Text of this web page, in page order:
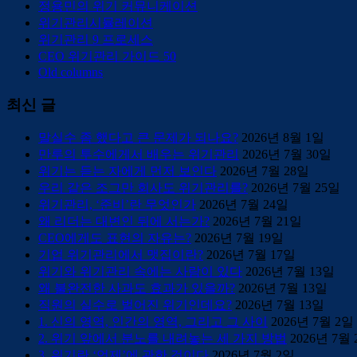
정용민의 위기 커뮤니케이션
위기관리시뮬레이션
위기관리 9 프로세스
CEO 위기관리 가이드 50
Old columns
최신 글
말실수 좀 했다고 큰 문제가 되나요? 2026년 8월 1일
만루의 투수에게서 배우는 위기관리 2026년 7월 30일
위기는 듣는 자에게 먼저 보인다 2026년 7월 28일
우리 같은 조그만 회사도 위기관리를? 2026년 7월 25일
위기관리, ‘준비’란 무엇인가 2026년 7월 24일
왜 리더는 대변인 뒤에 서는가? 2026년 7월 21일
CEO에게도 표현의 자유는? 2026년 7월 19일
기업 위기관리에서 맷집이란? 2026년 7월 17일
위기와 위기관리 속에는 사람이 있다 2026년 7월 13일
왜 불완전한 사과도 효과가 있을까? 2026년 7월 13일
직원의 실수로 벌어진 위기인데요? 2026년 7월 13일
1. 신의 영역, 인간의 영역, 그리고 그 사이
2026년 7월 2일
2. 위기 앞에서 분노를 내려놓는 세 가지 방법 2026년 7월